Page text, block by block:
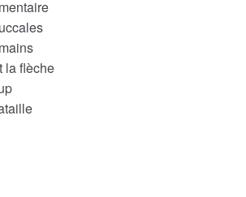
la flèche